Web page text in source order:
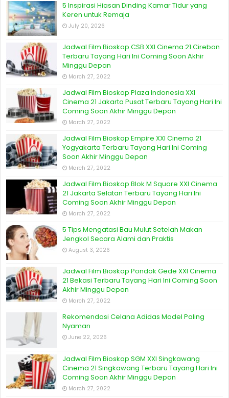
5 Inspirasi Hiasan Dinding Kamar Tidur yang
Keren untuk Remaja
July 20, 2026
Jadwal Film Bioskop CSB XXI Cinema 21 Cirebon
Terbaru Tayang Hari Ini Coming Soon Akhir
Minggu Depan
March 27, 2022
Jadwal Film Bioskop Plaza Indonesia XXI
Cinema 21 Jakarta Pusat Terbaru Tayang Hari Ini
Coming Soon Akhir Minggu Depan
March 27, 2022
Jadwal Film Bioskop Empire XXI Cinema 21
Yogyakarta Terbaru Tayang Hari Ini Coming
Soon Akhir Minggu Depan
March 27, 2022
Jadwal Film Bioskop Blok M Square XXI Cinema
21 Jakarta Selatan Terbaru Tayang Hari Ini
Coming Soon Akhir Minggu Depan
March 27, 2022
5 Tips Mengatasi Bau Mulut Setelah Makan
Jengkol Secara Alami dan Praktis
August 3, 2026
Jadwal Film Bioskop Pondok Gede XXI Cinema
21 Bekasi Terbaru Tayang Hari Ini Coming Soon
Akhir Minggu Depan
March 27, 2022
Rekomendasi Celana Adidas Model Paling
Nyaman
June 22, 2026
Jadwal Film Bioskop SGM XXI Singkawang
Cinema 21 Singkawang Terbaru Tayang Hari Ini
Coming Soon Akhir Minggu Depan
March 27, 2022